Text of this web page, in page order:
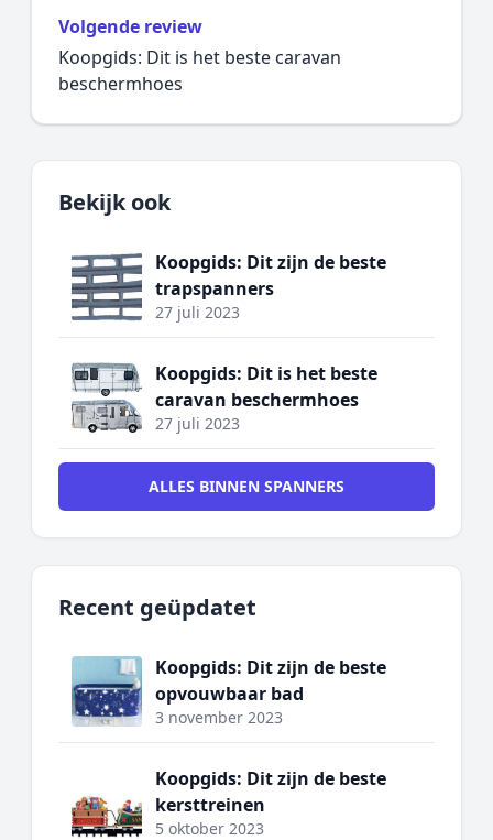
Volgende review
Koopgids: Dit is het beste caravan
beschermhoes
Bekijk ook
Koopgids: Dit zijn de beste
trapspanners
27 juli 2023
Koopgids: Dit is het beste
caravan beschermhoes
27 juli 2023
ALLES BINNEN SPANNERS
Recent geüpdatet
Koopgids: Dit zijn de beste
opvouwbaar bad
3 november 2023
Koopgids: Dit zijn de beste
kersttreinen
5 oktober 2023